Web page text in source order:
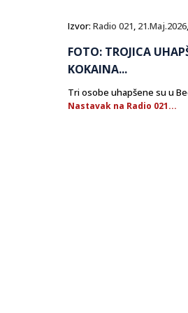
Izvor: Radio 021, 21.Maj.2026
FOTO: TROJICA
KOKAINA...
Tri osobe uhapšene su u
Nastavak na Radio 021...